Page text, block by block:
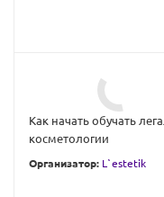
Как начать обучать
косметологии
Организатор: L`estetik